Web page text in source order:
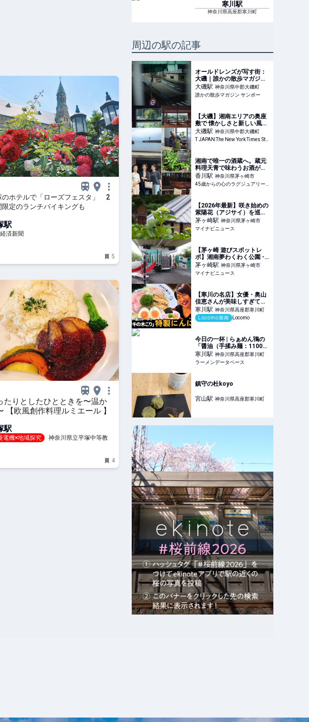
のホテルで「ローズフェスタ」 2
限定のランチバイキングも
駅
済新聞
5
たりとしたひとときを〜温か
【欧風創作料理ルミエール 】
駅
電機×地域探究
神奈川県立平塚中等教育
4
寒川駅
神奈川県高座郡寒川町
周辺の駅の記事
オールドレンズが写す街：
大磯｜誰かの散歩マガジン
サンポー
大磯駅 神奈川県中郡大磯町
誰かの散歩マガジン サンポー
【大磯】湘南エリアの奥座
敷で 懐かしさと新しい風を
体感＜まとめ＞ 日本のロー
カルトレジャーを探す旅
大磯駅 神奈川県中郡大磯町
T JAPAN:The New York Times Style Magazine 公式サイト
湘南で唯一の酒蔵へ。蔵元
料理天青で味わうお酒がす
すむ絶品料理
香川駅 神奈川県茅ヶ崎市
45歳からの心のラグジュアリーメディア
【2026年最新】咲き始めの
紫陽花（アジサイ）を巡
る、初夏の静かな散…
茅ヶ崎駅 神奈川県茅ヶ崎市
マイナビニュース
【茅ヶ崎 遊びスポットレ
ポ】湘南夢わくわく公園 -
悪天候でも遊べる…
茅ヶ崎駅 神奈川県茅ヶ崎市
マイナビニュース
【寒川の名店】女優・奥山
佳恵さんが美味しすぎて叫
んだ...！計算し尽くされた
至高の一杯 “特製にんにく
塩ラーメン” の味とは？
てください #17】
寒川駅 神奈川県高座郡寒川町
Locomo湘南
Locomo
今日の一杯 | らぁめん鴇の
「醤油（手揉み麺：1100
円）」 | ラーメンデータベ
ース
寒川駅 神奈川県高座郡寒川町
ラーメンデータベース
鎮守の杜koyo
宮山駅 神奈川県高座郡寒川町